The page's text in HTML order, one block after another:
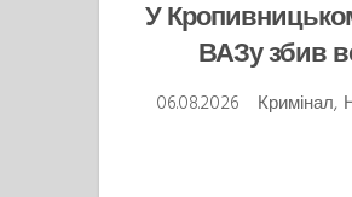
У
ВАЗу збив
06.08.2026
Кримінал,